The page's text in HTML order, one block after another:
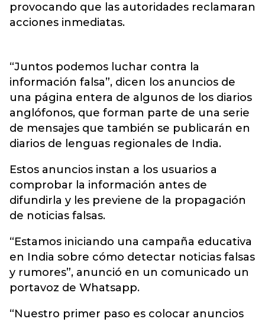
provocando que las autoridades reclamaran
acciones inmediatas.
“Juntos podemos luchar contra la
información falsa”, dicen los anuncios de
una página entera de algunos de los diarios
anglófonos, que forman parte de una serie
de mensajes que también se publicarán en
diarios de lenguas regionales de India.
Estos anuncios instan a los usuarios a
comprobar la información antes de
difundirla y les previene de la propagación
de noticias falsas.
“Estamos iniciando una campaña educativa
en India sobre cómo detectar noticias falsas
y rumores”, anunció en un comunicado un
portavoz de Whatsapp.
“Nuestro primer paso es colocar anuncios